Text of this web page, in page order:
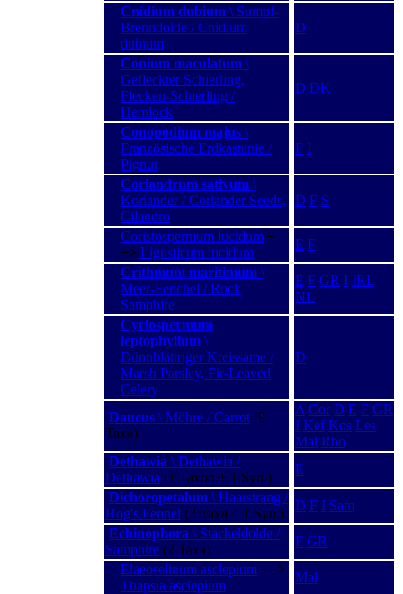
Cnidium dubium \ Sumpf-
Brenndolde / Cnidium
dubium
D
Conium maculatum \
Gefleckter Schierling,
Flecken-Schierling /
Hemlock
D DK
Conopodium majus \
Französische Erdkastanie /
Pignut
F I
Coriandrum sativum \
Koriander / Coriander Seeds,
Cilandro
D F S
Coristospermum lucidum −
−> Ligusticum lucidum
E F
Crithmum maritimum \
Meer-Fenchel / Rock
Samphire
E F GR I IRL
NL
Cyclospermum
leptophyllum \
Dünnblättriger Kreissame /
Marsh Parsley, Fir-Leaved
Celery
D
Daucus \ Möhre / Carrot (9
Taxa)
A Cor D E F GR
I Kef Kos Les
Mal Rho
Dethawia \ Dethawia /
Dethawia (1 Taxon + 1 Syn.)
E
Dichoropetalum \ Haarstrang /
Hog's Fennel (2 Taxa + 1 Syn.)
D F I Sam
Echinophora \ Stacheldolde /
Samphire (2 Taxa)
F GR
Elaeoselinum asclepium −−>
Thapsia asclepium
Mal